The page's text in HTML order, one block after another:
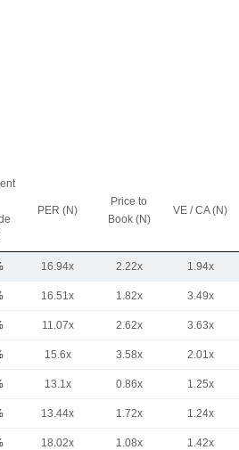
PER (N)
Price to
Book (N)
VE / CA (N)
16.94x 2.22x 1.94x
16.51x 1.82x 3.49x
11.07x 2.62x 3.63x
15.6x 3.58x 2.01x
13.1x 0.86x 1.25x
13.44x 1.72x 1.24x
18.02x 1.08x 1.42x